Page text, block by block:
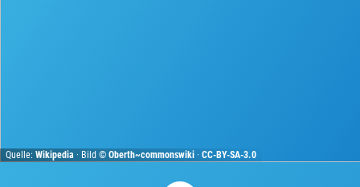
Quelle:Wikipedia · Bild ©Oberth~commonswiki ·CC-BY-SA-3.0